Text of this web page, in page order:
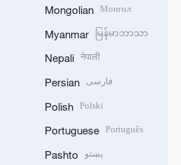
Mongolian Монгол
Myanmar မြန်မာဘာသာ
Nepali नेपाली
Persian فارسی
Polish Polski
Portuguese Português
Pashto پښتو